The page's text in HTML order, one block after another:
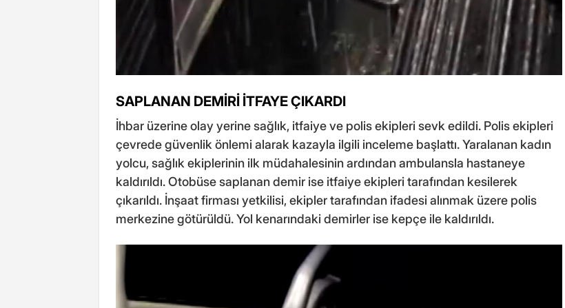
SAPLANAN DEMİRİ İTFAYE ÇIKARDI
İhbar üzerine olay yerine sağlık, itfaiye ve polis ekipleri sevk edildi. Polis ekipleri
çevrede güvenlik önlemi alarak kazayla ilgili inceleme başlattı. Yaralanan kadın
yolcu, sağlık ekiplerinin ilk müdahalesinin ardından ambulansla hastaneye
kaldırıldı. Otobüse saplanan demir ise itfaiye ekipleri tarafından kesilerek
çıkarıldı. İnşaat firması yetkilisi, ekipler tarafından ifadesi alınmak üzere polis
merkezine götürüldü. Yol kenarındaki demirler ise kepçe ile kaldırıldı.